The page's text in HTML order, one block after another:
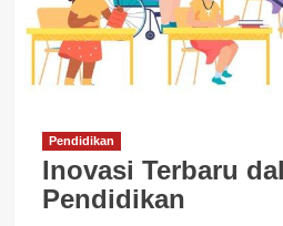
Pendidikan
Inovasi Terbaru
Pendidikan